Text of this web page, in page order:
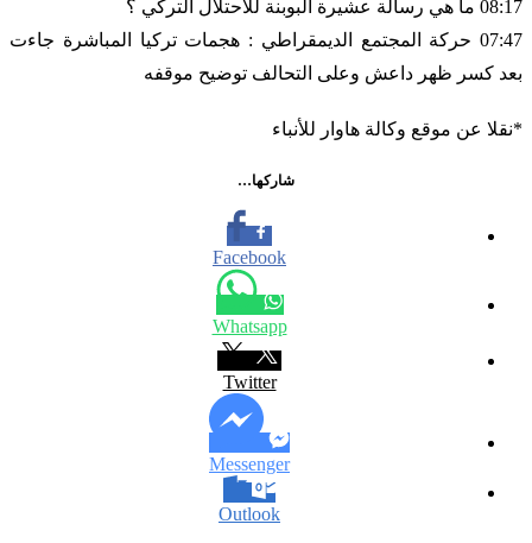
08:17 ما هي رسالة عشيرة البوبنة للاحتلال التركي ؟
07:47 حركة المجتمع الديمقراطي : هجمات تركيا المباشرة جاءت
بعد كسر ظهر داعش وعلى التحالف توضيح موقفه
*نقلا عن موقع وكالة هاوار للأنباء
شاركها…
Facebook
Whatsapp
Twitter
Messenger
Outlook